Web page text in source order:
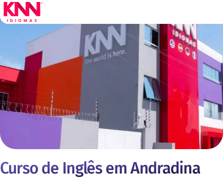
Curso de Inglês em Andradina